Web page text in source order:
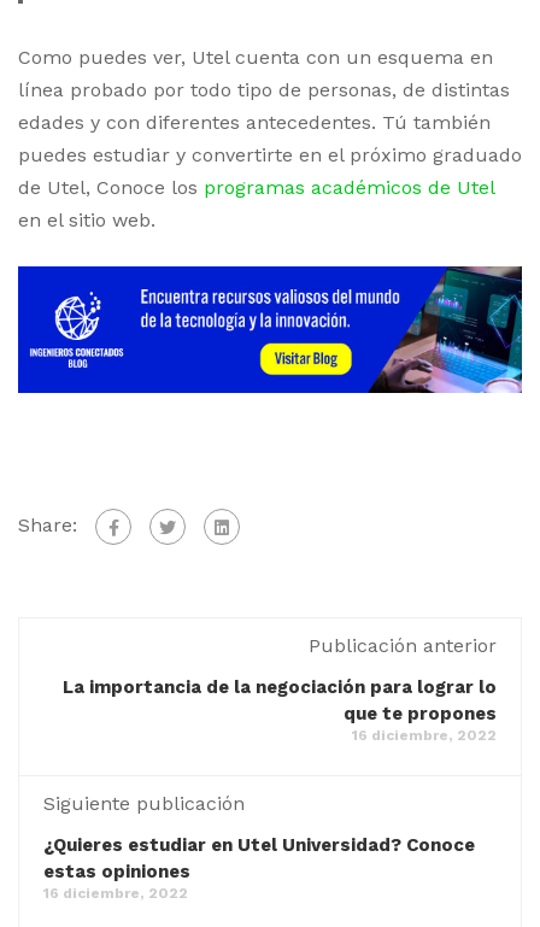
Como puedes ver, Utel cuenta con un esquema en
línea probado por todo tipo de personas, de distintas
edades y con diferentes antecedentes. Tú también
puedes estudiar y convertirte en el próximo graduado
de Utel, Conoce los programas académicos de Utel
en el sitio web.
Share:
Publicación anterior
La importancia de la negociación para lograr lo
que te propones
16 diciembre, 2022
Siguiente publicación
¿Quieres estudiar en Utel Universidad? Conoce
estas opiniones
16 diciembre, 2022